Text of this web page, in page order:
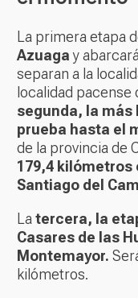
La primera etapa
Azuagay
separan a la
localidad pacense
segunda, la más
prueba hasta el
de la provincia de
179,4 kilómetros
Santiago del
La tercera, la
Casares de las
Montemayor.
kilómetros.